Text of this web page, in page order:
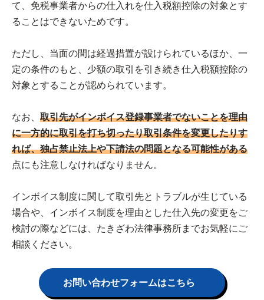
て、免税事業者からの仕入れを仕入税額控除の対象とす
ることはできないためです。
ただし、当面の間は経過措置が設けられているほか、一
定の条件のもと、少額の取引を引き続き仕入税額控除の
対象とすることが認められています。
なお、 取引先がインボイス登録事業者でないことを理由
に一方的に取引を打ち切ったり取引条件を変更したりす
れば、独占禁止法上や下請法の問題となる可能性がある
点にも注意しなければなりません。
インボイス制度に関して取引先とトラブルが生じている
場合や、インボイス制度を理由とした仕入先の変更をご
検討の際などには、たきざわ法律事務所までお気軽にご
相談ください。
お問い合わせフォームはこちら